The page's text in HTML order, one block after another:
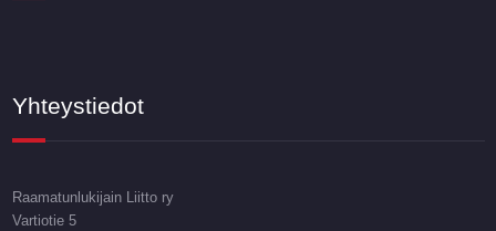
Yhteystiedot
Raamatunlukijain Liitto ry
Vartiotie 5